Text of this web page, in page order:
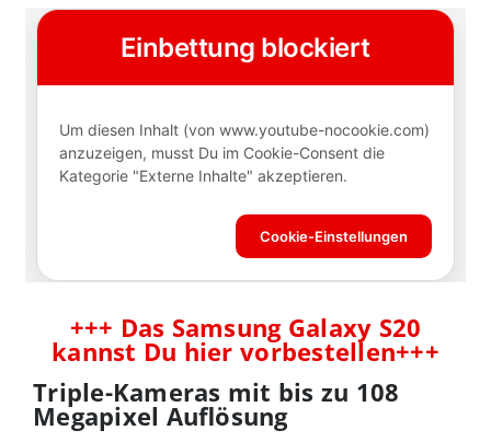
+++ Das Samsung Galaxy S20
kannst Du hier vorbestellen+++
Triple-Kameras mit bis zu 108
Megapixel Auflösung